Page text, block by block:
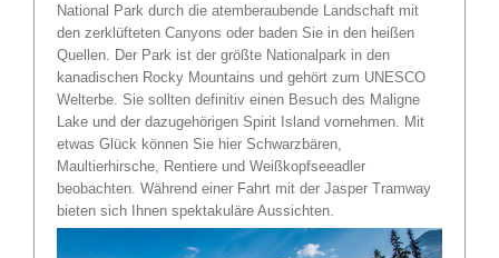
National Park durch die atemberaubende Landschaft mit
den zerklüfteten Canyons oder baden Sie in den heißen
Quellen. Der Park ist der größte Nationalpark in den
kanadischen Rocky Mountains und gehört zum UNESCO
Welterbe. Sie sollten definitiv einen Besuch des Maligne
Lake und der dazugehörigen Spirit Island vornehmen. Mit
etwas Glück können Sie hier Schwarzbären,
Maultierhirsche, Rentiere und Weißkopfseeadler
beobachten. Während einer Fahrt mit der Jasper Tramway
bieten sich Ihnen spektakuläre Aussichten.